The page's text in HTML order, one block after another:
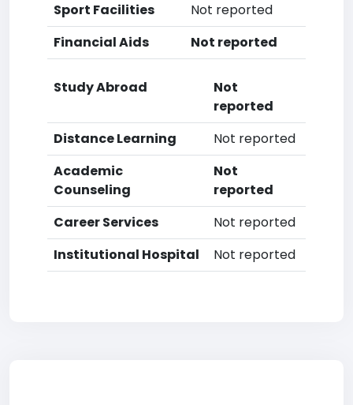
Sport Facilities
Not reported
Financial Aids
Not reported
Study Abroad
Not
reported
Distance Learning
Not reported
Academic
Counseling
Not
reported
Career Services
Not reported
Institutional Hospital
Not reported